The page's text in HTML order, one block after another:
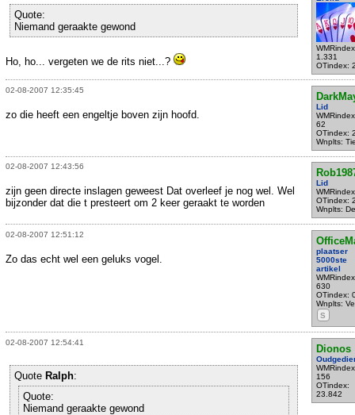
1.331
OTindex:
Quote:
Niemand geraakte gewond
Ho, ho... vergeten we de rits niet...?
02-08-2007 12:35:45
Lid
62
OTindex:
Wnplts:
zo die heeft een engeltje boven zijn hoofd.
02-08-2007 12:43:56
Lid
OTindex:
Wnplts:
zijn geen directe inslagen geweest Dat overleef je nog wel. Wel
bijzonder dat die t presteert om 2 keer geraakt te worden
02-08-2007 12:51:12
plaatser
5000ste
artikel
630
OTindex:
Wnplts:
S
Zo das echt wel een geluks vogel.
02-08-2007 12:54:41
Dionos
156
OTindex:
23.842
Quote Ralph:
Quote:
Niemand geraakte gewond